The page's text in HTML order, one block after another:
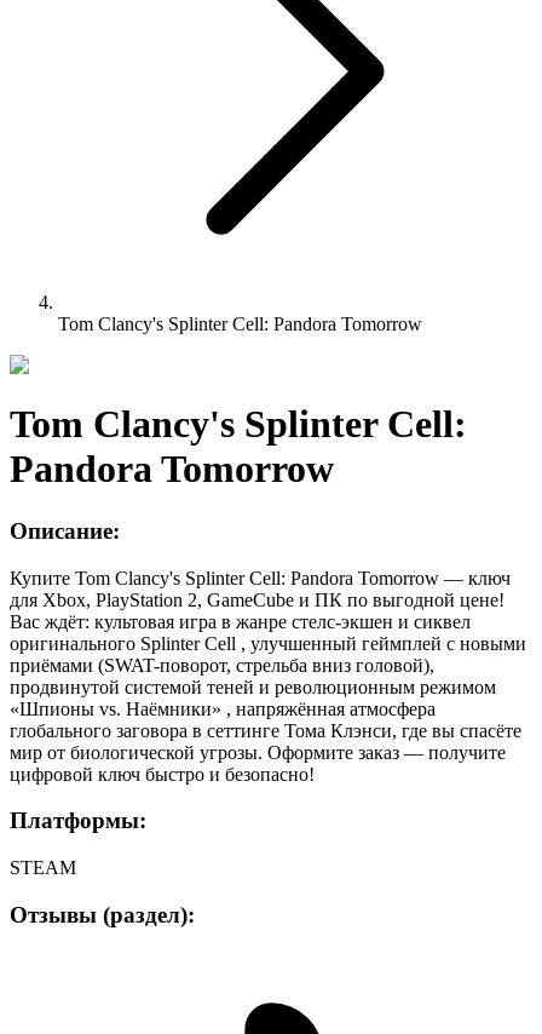
Tom Clancy's Splinter Cell: Pandora Tomorrow
Tom Clancy's Splinter Cell:
Pandora Tomorrow
Описание:
Купите Tom Clancy's Splinter Cell: Pandora Tomorrow — ключ
для Xbox, PlayStation 2, GameCube и ПК по выгодной цене!
Вас ждёт: культовая игра в жанре стелс-экшен и сиквел
оригинального Splinter Cell , улучшенный геймплей с новыми
приёмами (SWAT-поворот, стрельба вниз головой),
продвинутой системой теней и революционным режимом
«Шпионы vs. Наёмники» , напряжённая атмосфера
глобального заговора в сеттинге Тома Клэнси, где вы спасёте
мир от биологической угрозы. Оформите заказ — получите
цифровой ключ быстро и безопасно!
Платформы:
STEAM
Отзывы (раздел):